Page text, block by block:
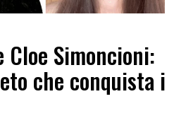
Cloe Simoncioni:
che conquista i